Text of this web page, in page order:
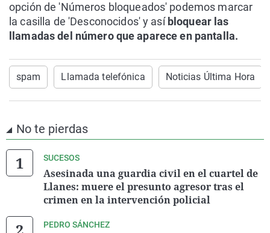
opción de 'Números bloqueados' podemos marcar
la casilla de 'Desconocidos' y así bloquear las
llamadas del número que aparece en pantalla.
spam Llamada telefónica Noticias Última Hora
No te pierdas
SUCESOS
Asesinada una guardia civil en el cuartel de
Llanes: muere el presunto agresor tras el
crimen en la intervención policial
PEDRO SÁNCHEZ